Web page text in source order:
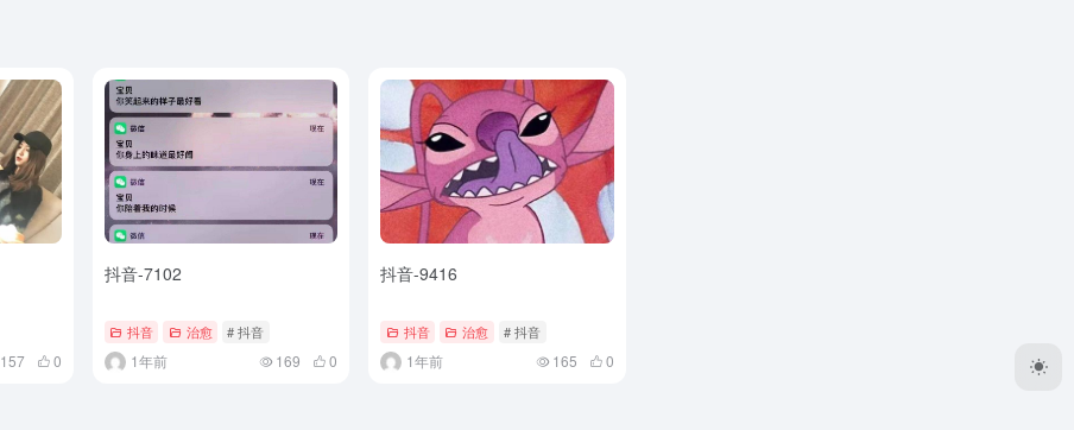
157 0
抖音-7102
抖音 治愈 # 抖音
1年前 169 0
抖音-9416
抖音 治愈 # 抖音
1年前 165 0